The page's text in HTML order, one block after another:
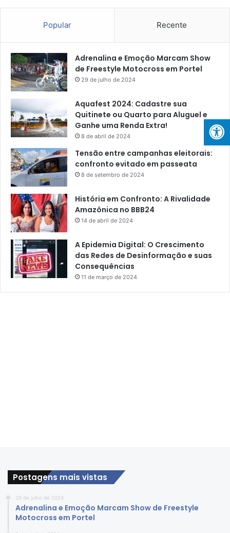
Popular Recente
Adrenalina e Emoção Marcam Show
de Freestyle Motocross em Portel
29 de julho de 2024
Aquafest 2024: Cadastre sua
Quitinete ou Quarto para Aluguel e
Ganhe uma Renda Extra!
8 de abril de 2024
Tensão entre campanhas eleitorais:
confronto evitado em passeata
8 de setembro de 2024
História em Confronto: A Rivalidade
Amazônica no BBB24
14 de abril de 2024
A Epidemia Digital: O Crescimento
das Redes de Desinformação e suas
Consequências
11 de março de 2024
Postagens mais vistas
29 de julho de 2024
Adrenalina e Emoção Marcam Show de Freestyle
Motocross em Portel